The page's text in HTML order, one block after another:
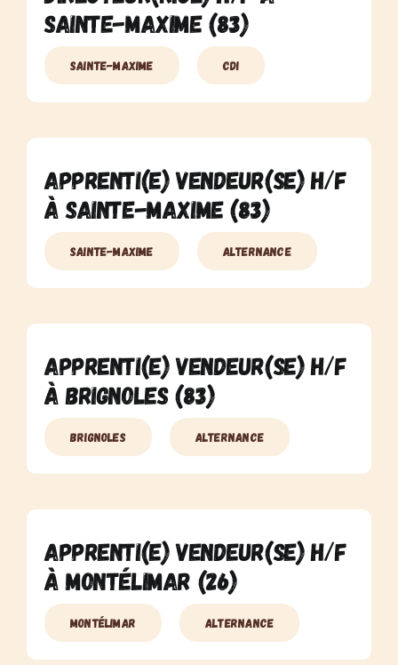
Sainte-Maxime (83)
Sainte-Maxime CDI
Apprenti(e) Vendeur(se) H/F
à Sainte-Maxime (83)
Sainte-Maxime Alternance
Apprenti(e) Vendeur(se) H/F
à Brignoles (83)
Brignoles Alternance
Apprenti(e) Vendeur(se) H/F
à Montélimar (26)
Montélimar Alternance